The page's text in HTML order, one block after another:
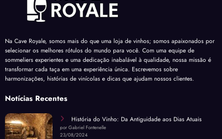
Na Cave Royale, somos mais do que uma loja de vinhos; somos apaixonados por
selecionar os melhores rótulos do mundo para você. Com uma equipe de
sommeliers experientes e uma dedicação inabalável à qualidade, nossa missão é
transformar cada taça em uma experiência única. Escrevemos sobre
harmonizações, histórias de vinícolas e dicas que ajudam nossos clientes.
Notícias Recentes
História do Vinho: Da Antiguidade aos Dias Atuais
por Gabriel Fontenelle
23/08/2024